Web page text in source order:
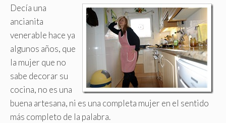
Decía una
ancianita
venerable hace ya
algunos años, que
la mujer que no
sabe decorar su
cocina, no es una
buena artesana, ni es una completa mujer en el sentido
más completo de la palabra.